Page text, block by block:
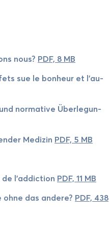
nous? PDF, 8 MB
sue le bon­heur et l'au­
nor­ma­ti­ve Über­le­gun­
Me­di­zin PDF, 5 MB
de l'ad­dic­tion PDF, 11 MB
das an­de­re? PDF, 438